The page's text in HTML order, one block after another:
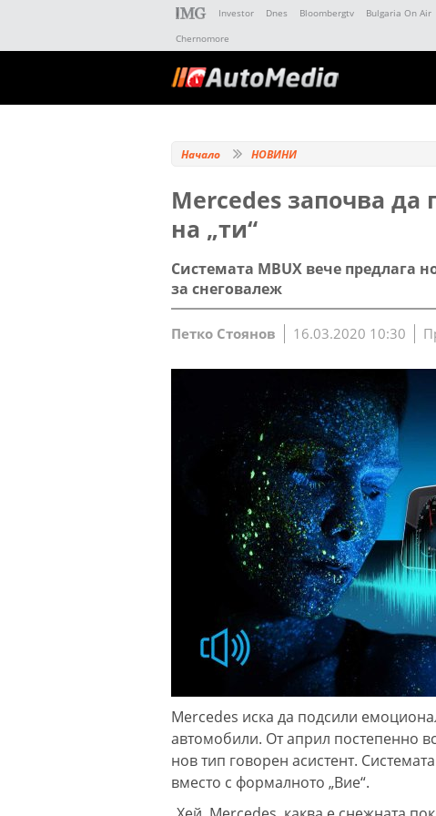
Investor Dnes Bloombergtv Bulgaria On Air
Chernomore
Начало НОВИНИ
Mercedes започва
на „ти“
Системата MBUX вече предлага
за снеговалеж
Петко Стоянов 16.03.2020 10:30
Mercedes иска да подсили
автомобили. От април постепенно
нов тип говорен асистент.
вместо с формалното „Вие“.